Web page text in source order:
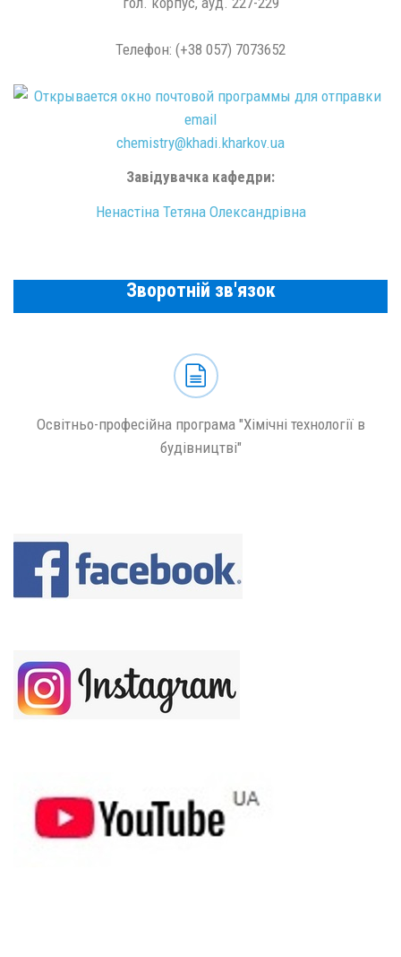
Телефон: (+38 057) 7073652
chemistry@khadi.kharkov.ua
Завідувачка кафедри:
Ненастіна Тетяна Олександрівна
Зворотній зв'язок
Освітньо-професійна програма "Хімічні технології в
будівництві"